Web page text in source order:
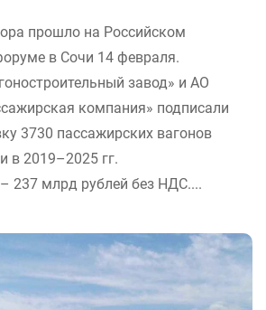
прошло на Российском
в Сочи 14 февраля.
завод» и АО
компания» подписали
3730 пассажирских вагонов
в 2019–2025 гг.
237 млрд рублей без НДС....